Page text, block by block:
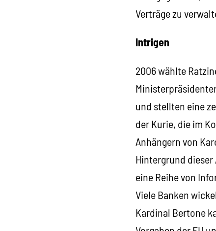
Verträge zu
Intrigen
2006 wählte
und stellten eine
der Kurie, die im
Anhängern von
Hintergrund dieser
eine Reihe von
Viele Banken
Kardinal Bertone